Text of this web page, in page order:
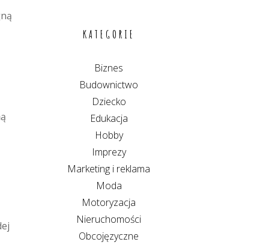
KATEGORIE
Biznes
Budownictwo
Dziecko
Edukacja
Hobby
Imprezy
Marketing i reklama
Moda
Motoryzacja
Nieruchomości
Obcojęzyczne